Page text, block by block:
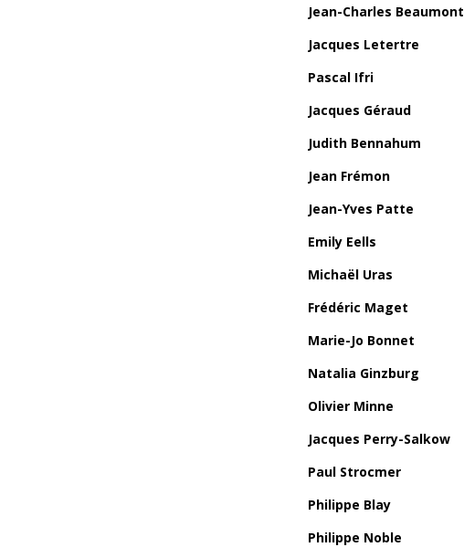
Jean-Charles Beaumont
Jacques Letertre
Pascal Ifri
Jacques Géraud
Judith Bennahum
Jean Frémon
Jean-Yves Patte
Emily Eells
Michaël Uras
Frédéric Maget
Marie-Jo Bonnet
Natalia Ginzburg
Olivier Minne
Jacques Perry-Salkow
Paul Strocmer
Philippe Blay
Philippe Noble